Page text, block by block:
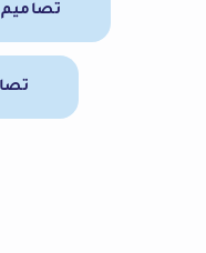
تصاميم